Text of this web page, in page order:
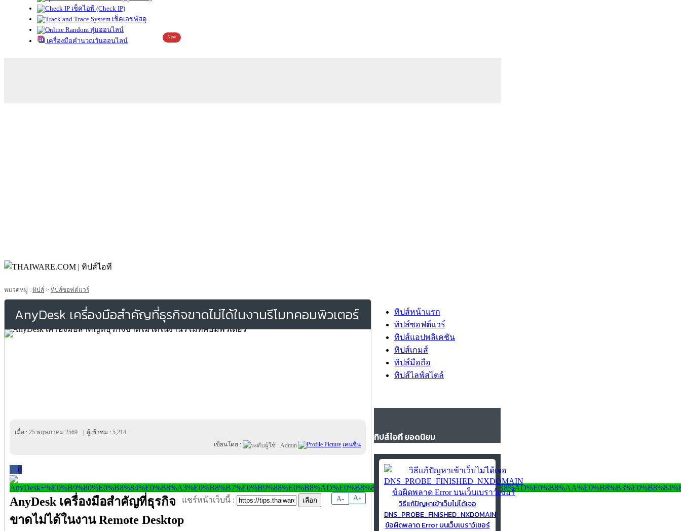
เช็คไอพี (Check IP)
เช็คเลขพัสดุ
สุ่มออนไลน์
เครื่องมือคำนวณวันออนไลน์
New
หมวดหมู่ : ทิปส์ > ทิปส์ซอฟต์แวร์
AnyDesk เครื่องมือสำคัญที่ธุรกิจขาดไม่ได้ในงานรีโมทคอมพิวเตอร์
เมื่อ : 25 พฤษภาคม 2569 ผู้เข้าชม : 5,214
เขียนโดย :
เคนชิน
0
A- A+
แชร์หน้าเว็บนี้ :
AnyDesk เครื่องมือสำคัญที่ธุรกิจ
ขาดไม่ได้ในงาน Remote Desktop
ทิปส์หน้าแรก
ทิปส์ซอฟต์แวร์
ทิปส์แอปพลิเคชัน
ทิปส์เกมส์
ทิปส์มือถือ
ทิปส์ไลฟ์สไตล์
ทิปส์ไอที ยอดนิยม
วิธีแก้ปัญหาเข้าเว็บไม่ได้เจอ
DNS_PROBE_FINISHED_NXDOMAIN
ข้อผิดพลาด Error บนเว็บเบราว์เซอร์